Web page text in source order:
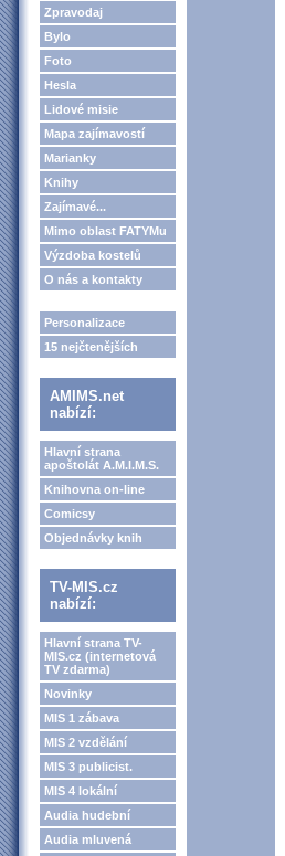
Zpravodaj
Bylo
Foto
Hesla
Lidové misie
Mapa zajímavostí
Marianky
Knihy
Zajímavé...
Mimo oblast FATYMu
Výzdoba kostelů
O nás a kontakty
Personalizace
15 nejčtenějších
AMIMS.net
nabízí:
Hlavní strana
apoštolát A.M.I.M.S.
Knihovna on-line
Comicsy
Objednávky knih
TV-MIS.cz
nabízí:
Hlavní strana TV-
MIS.cz (internetová
TV zdarma)
Novinky
MIS 1 zábava
MIS 2 vzdělání
MIS 3 publicist.
MIS 4 lokální
Audia hudební
Audia mluvená